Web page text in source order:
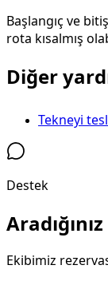
Başlangıç ve
rota kısalmış
Diğer
Tekneyi
Destek
Ekibimiz